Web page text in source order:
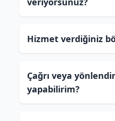
Hizmet verdiğiniz
Çağrı veya
yapabilirim?